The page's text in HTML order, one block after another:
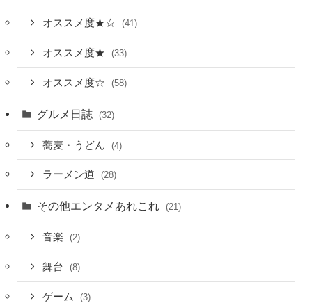
オススメ度★☆ (41)
オススメ度★ (33)
オススメ度☆ (58)
グルメ日誌 (32)
蕎麦・うどん (4)
ラーメン道 (28)
その他エンタメあれこれ (21)
音楽 (2)
舞台 (8)
ゲーム (3)